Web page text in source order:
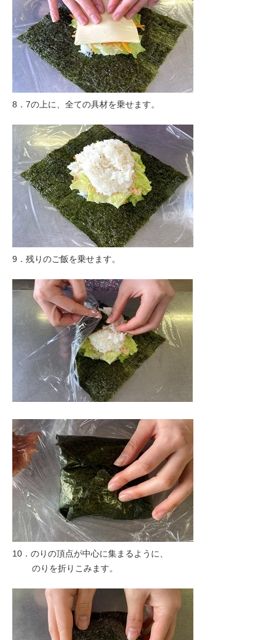
8．7の上に、全ての具材を乗せます。
9．残りのご飯を乗せます。
10．のりの頂点が中心に集まるように、
のりを折りこみます。